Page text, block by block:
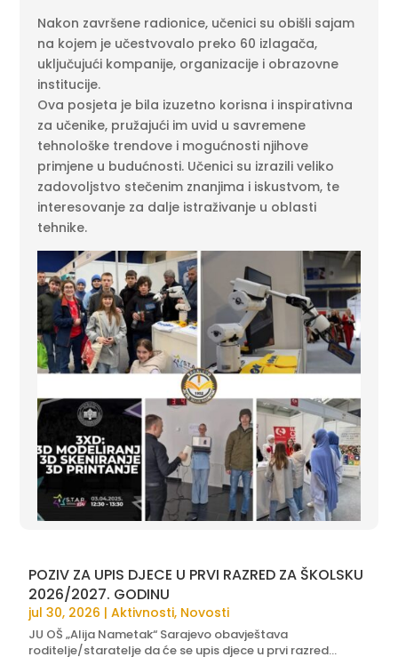
Nakon završene radionice, učenici su obišli sajam
na kojem je učestvovalo preko 60 izlagača,
uključujući kompanije, organizacije i obrazovne
institucije.
Ova posjeta je bila izuzetno korisna i inspirativna
za učenike, pružajući im uvid u savremene
tehnološke trendove i mogućnosti njihove
primjene u budućnosti. Učenici su izrazili veliko
zadovoljstvo stečenim znanjima i iskustvom, te
interesovanje za dalje istraživanje u oblasti
tehnike.
POZIV ZA UPIS DJECE U PRVI RAZRED ZA ŠKOLSKU
2026/2027. GODINU
jul 30, 2026 |Aktivnosti, Novosti
JU OŠ „Alija Nametak“ Sarajevo obavještava
roditelje/staratelje da će se upis djece u prvi razred...